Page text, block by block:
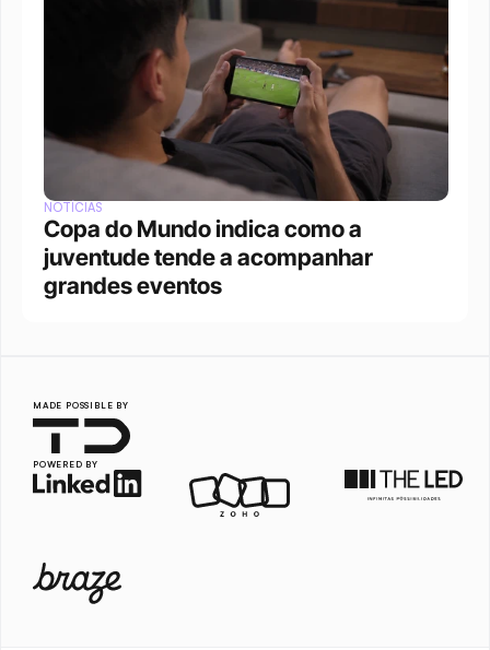
NOTÍCIAS
Copa do Mundo indica como a
juventude tende a acompanhar
grandes eventos
MADE POSSIBLE BY
POWERED BY